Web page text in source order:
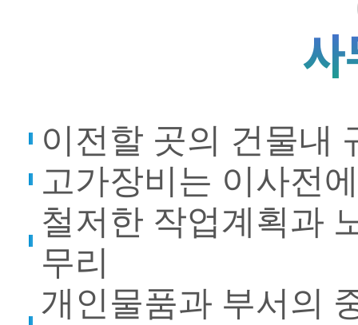
사
이전할 곳의 건물내
고가장비는 이사전
철저한 작업계획과
무리
개인물품과 부서의